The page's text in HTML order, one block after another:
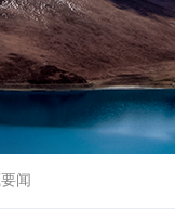
闻